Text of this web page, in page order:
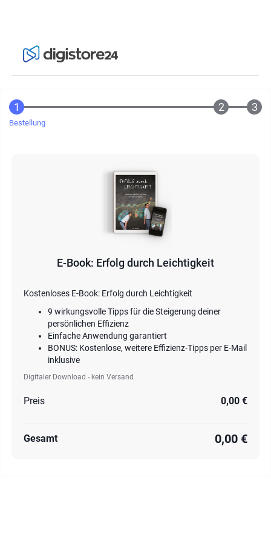
Bestellung
E-Book: Erfolg durch Leichtigkeit
Kostenloses E-Book: Erfolg durch Leichtigkeit
9 wirkungsvolle Tipps für die Steigerung deiner
persönlichen Effizienz
Einfache Anwendung garantiert
BONUS: Kostenlose, weitere Effizienz-Tipps per E-Mail
inklusive
Digitaler Download - kein Versand
Preis 0,00 €
Gesamt 0,00 €